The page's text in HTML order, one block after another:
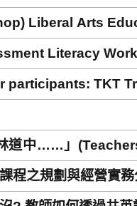
Liberal Arts
Literacy
participants: TKT
道中……」
程之規劃與經營實務